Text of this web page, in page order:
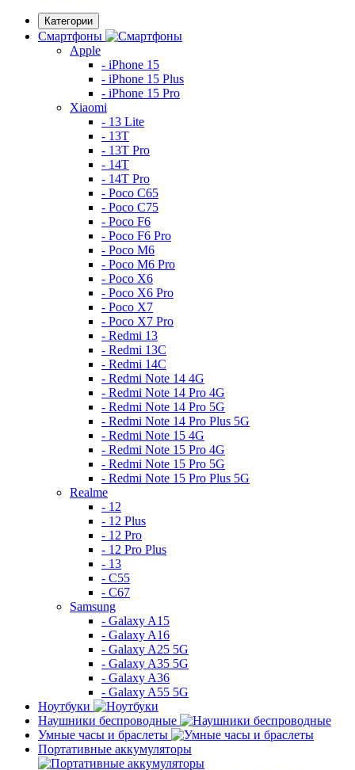
Категории
Смартфоны
Apple
- iPhone 15
- iPhone 15 Plus
- iPhone 15 Pro
Xiaomi
- 13 Lite
- 13T
- 13T Pro
- 14T
- 14T Pro
- Poco C65
- Poco C75
- Poco F6
- Poco F6 Pro
- Poco M6
- Poco M6 Pro
- Poco X6
- Poco X6 Pro
- Poco X7
- Poco X7 Pro
- Redmi 13
- Redmi 13C
- Redmi 14C
- Redmi Note 14 4G
- Redmi Note 14 Pro 4G
- Redmi Note 14 Pro 5G
- Redmi Note 14 Pro Plus 5G
- Redmi Note 15 4G
- Redmi Note 15 Pro 4G
- Redmi Note 15 Pro 5G
- Redmi Note 15 Pro Plus 5G
Realme
- 12
- 12 Plus
- 12 Pro
- 12 Pro Plus
- 13
- C55
- C67
Samsung
- Galaxy A15
- Galaxy A16
- Galaxy A25 5G
- Galaxy A35 5G
- Galaxy A36
- Galaxy A55 5G
Ноутбуки
Наушники беспроводные
Умные часы и браслеты
Портативные аккумуляторы